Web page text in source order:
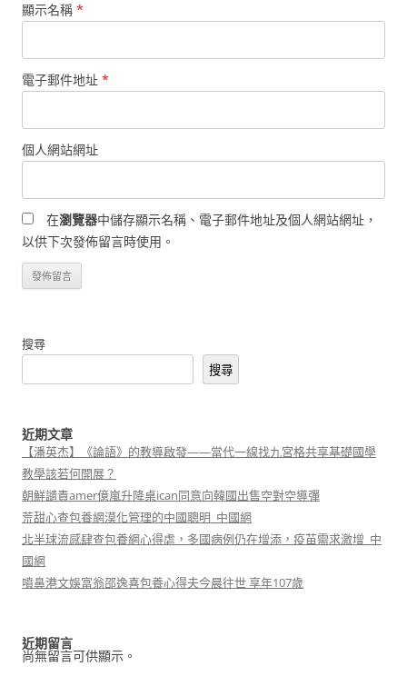
顯示名稱 *
電子郵件地址 *
個人網站網址
在瀏覽器中儲存顯示名稱、電子郵件地址及個人網站網址，
以供下次發佈留言時使用。
搜尋
搜尋
近期文章
【潘英杰】《論語》的教導啟發——當代一線找九宮格共享基礎國學
教學該若何開展？
朝鮮譴責amer億嵐升降桌ican同意向韓國出售空對空導彈
荒甜心查包養網漠化管理的中國聰明_中國網
北半球流感肆查包養網心得虐，多國病例仍在增添，疫苗需求激增_中
國網
噴鼻港文娛富翁邵逸喜包養心得夫今晨往世 享年107歲
近期留言
尚無留言可供顯示。